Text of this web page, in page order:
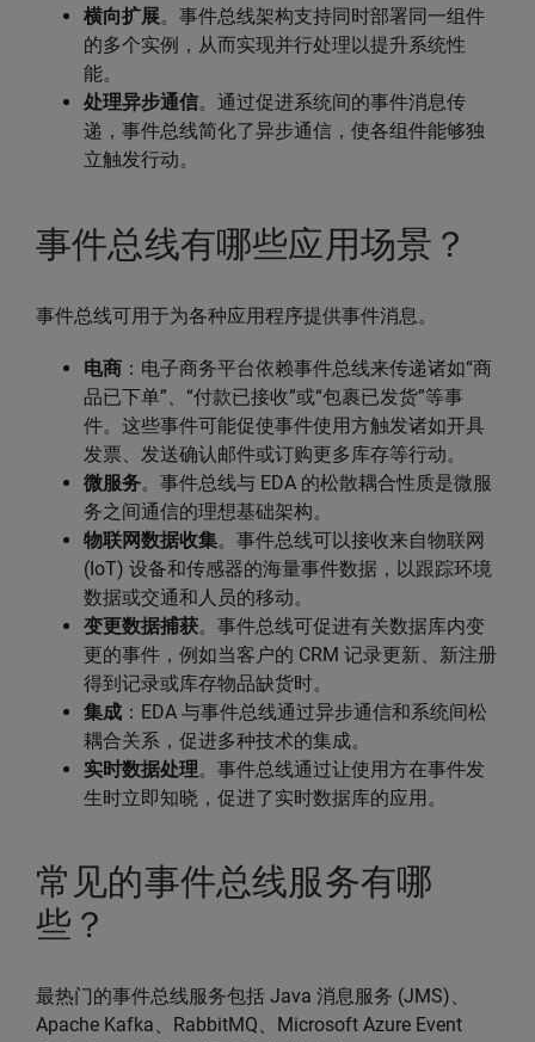
横向扩展。事件总线架构支持同时部署同一组件
的多个实例，从而实现并行处理以提升系统性
能。
处理异步通信。通过促进系统间的事件消息传
递，事件总线简化了异步通信，使各组件能够独
立触发行动。
事件总线有哪些应用场景？
事件总线可用于为各种应用程序提供事件消息。
电商 ：电子商务平台依赖事件总线来传递诸如“商
品已下单”、“付款已接收”或“包裹已发货”等事
件。这些事件可能促使事件使用方触发诸如开具
发票、发送确认邮件或订购更多库存等行动。
微服务。事件总线与 EDA 的松散耦合性质是微服
务之间通信的理想基础架构。
物联网数据收集。事件总线可以接收来自物联网
(IoT) 设备和传感器的海量事件数据，以跟踪环境
数据或交通和人员的移动。
变更数据捕获。事件总线可促进有关数据库内变
更的事件，例如当客户的 CRM 记录更新、新注册
得到记录或库存物品缺货时。
集成 ：EDA 与事件总线通过异步通信和系统间松
耦合关系，促进多种技术的集成。
实时数据处理。事件总线通过让使用方在事件发
生时立即知晓，促进了实时数据库的应用。
常见的事件总线服务有哪
些？
最热门的事件总线服务包括 Java 消息服务 (JMS)、
Apache Kafka、RabbitMQ、Microsoft Azure Event